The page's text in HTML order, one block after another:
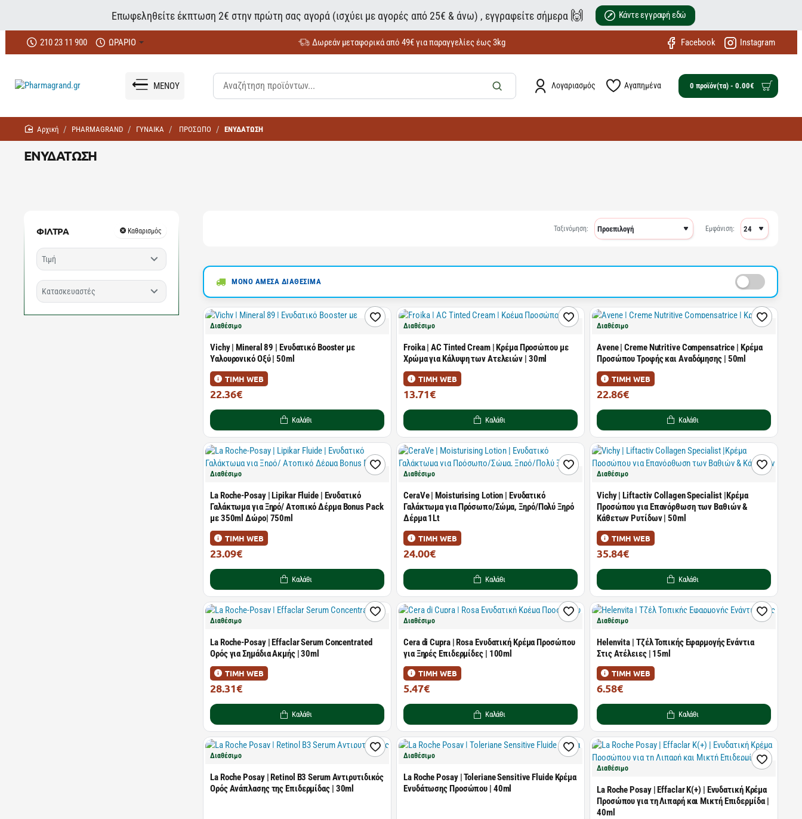
Επωφεληθείτε έκπτωση 2€ στην πρώτη σας αγορά (ισχύει με αγορές από 25€ & άνω) , εγγραφείτε σήμερα 🙌 Κάντε εγγραφή εδώ
210 23 11 900 ΩΡΑΡΙΟ Δωρεάν μεταφορικά από 49€ για παραγγελίες έως 3kg Facebook Instagram
ΜΕΝΟΥ Λογαριασμός Αγαπημένα 0 προϊόν(τα) - 0.00€
ΕΝΥΔΑΤΩΣΗ
homePHARMAGRAND ΓΥΝΑΙΚΑ ΠΡΟΣΩΠΟ ΕΝΥΔΑΤΩΣΗ
ΦΙΛΤΡΑ Καθαρισμός
Τιμή
Κατασκευαστές
Ταξινόμηση: Εμφάνιση:
ΜΟΝΟ ΑΜΕΣΑ ΔΙΑΘΕΣΙΜΑ
Διαθέσιμο
Vichy | Mineral 89 | Ενυδατικό Booster με
Υαλουρονικό Οξύ | 50ml
ΤΙΜΗ WEB
22.36€
Καλάθι
Διαθέσιμο
Froika | AC Tinted Cream | Κρέμα Προσώπου με
Χρώμα για Κάλυψη των Ατελειών | 30ml
ΤΙΜΗ WEB
13.71€
Καλάθι
Διαθέσιμο
Avene | Creme Nutritive Compensatrice | Κρέμα
Προσώπου Τροφής και Αναδόμησης | 50ml
ΤΙΜΗ WEB
22.86€
Καλάθι
Διαθέσιμο
La Roche-Posay | Lipikar Fluide | Ενυδατικό
Γαλάκτωμα για Ξηρό/ Ατοπικό Δέρμα Bonus Pack
με 350ml Δώρο| 750ml
ΤΙΜΗ WEB
23.09€
Καλάθι
Διαθέσιμο
CeraVe | Moisturising Lotion | Ενυδατικό
Γαλάκτωμα για Πρόσωπο/Σώμα, Ξηρό/Πολύ Ξηρό
Δέρμα 1Lt
ΤΙΜΗ WEB
24.00€
Καλάθι
Διαθέσιμο
Vichy | Liftactiv Collagen Specialist |Κρέμα
Προσώπου για Eπανόρθωση των Βαθιών &
Κάθετων Ρυτίδων | 50ml
ΤΙΜΗ WEB
35.84€
Καλάθι
Διαθέσιμο
La Roche-Posay | Effaclar Serum Concentrated
Ορός για Σημάδια Ακμής | 30ml
ΤΙΜΗ WEB
28.31€
Καλάθι
Διαθέσιμο
Cera di Cupra | Rosa Ενυδατική Κρέμα Προσώπου
για Ξηρές Επιδερμίδες | 100ml
ΤΙΜΗ WEB
5.47€
Καλάθι
Διαθέσιμο
Helenvita | Τζέλ Τοπικής Εφαρμογής Ενάντια
Στις Ατέλειες | 15ml
ΤΙΜΗ WEB
6.58€
Καλάθι
Διαθέσιμο
La Roche Posay | Retinol B3 Serum Αντιρυτιδικός
Ορός Ανάπλασης της Επιδερμίδας | 30ml
Διαθέσιμο
La Roche Posay | Toleriane Sensitive Fluide Κρέμα
Ενυδάτωσης Προσώπου | 40ml
Διαθέσιμο
La Roche Posay | Effaclar K(+) | Ενυδατική Κρέμα
Προσώπου για τη Λιπαρή και Μικτή Επιδερμίδα |
40ml